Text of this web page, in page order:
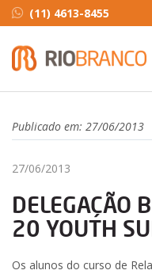
(11) 4613-8455
Publicado em: 27/06/2013
27/06/2013
DELEGAÇÃO
20 YOUTH
Os alunos do curso de